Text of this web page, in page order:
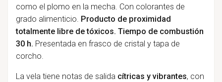
como el plomo en la mecha. Con colorantes de
grado alimenticio. Producto de proximidad
totalmente libre de tóxicos. Tiempo de combustión
30 h. Presentada en frasco de cristal y tapa de
corcho.
La vela tiene notas de salida cítricas y vibrantes, con